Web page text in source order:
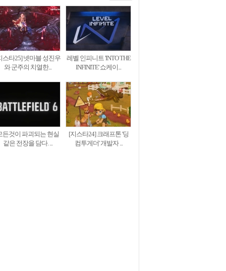
스타25] 넷마블 성진우
와 군주의 치열한...
레벨 인피니트 'INTO THE
INFINITE' 쇼케이...
든것이 파괴되는 현실
같은 전장을 담다. ...
[지스타24] 크래프톤 '딩
컴투게더' 개발자 ...